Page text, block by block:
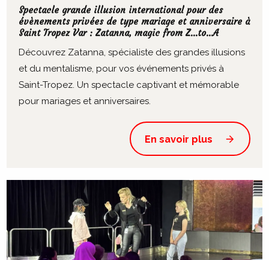
Spectacle grande illusion international pour des
évènements privées de type mariage et anniversaire à
Saint Tropez Var : Zatanna, magic from Z...to...A
Découvrez Zatanna, spécialiste des grandes illusions
et du mentalisme, pour vos événements privés à
Saint-Tropez. Un spectacle captivant et mémorable
pour mariages et anniversaires.
En savoir plus